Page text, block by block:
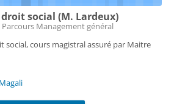
droit social (M. Lardeux)
Management général
social, cours magistral assuré par Maitre